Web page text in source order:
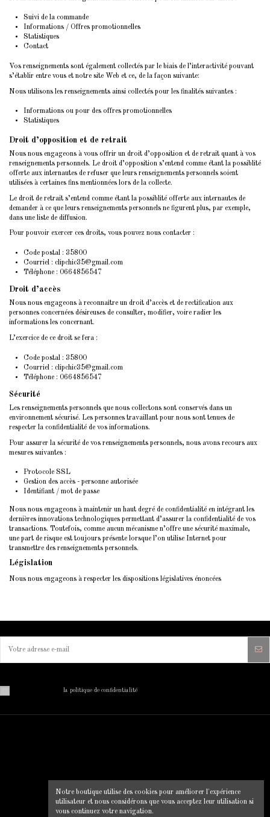
Suivi de la commande
Informations / Offres promotionnelles
Statistiques
Contact
Vos renseignements sont également collectés par le biais de l’interactivité pouvant
s’établir entre vous et notre site Web et ce, de la façon suivante:
Nous utilisons les renseignements ainsi collectés pour les finalités suivantes :
Informations ou pour des offres promotionnelles
Statistiques
Droit d’opposition et de retrait
Nous nous engageons à vous offrir un droit d’opposition et de retrait quant à vos
renseignements personnels. Le droit d’opposition s’entend comme étant la possiblité
offerte aux internautes de refuser que leurs renseignements personnels soient
utilisées à certaines fins mentionnées lors de la collecte.
Le droit de retrait s’entend comme étant la possiblité offerte aux internautes de
demander à ce que leurs renseignements personnels ne figurent plus, par exemple,
dans une liste de diffusion.
Pour pouvoir exercer ces droits, vous pouvez nous contacter :
Code postal : 35800
Courriel : clipchic35@gmail.com
Téléphone : 0664856547
Droit d’accès
Nous nous engageons à reconnaître un droit d’accès et de rectification aux
personnes concernées désireuses de consulter, modifier, voire radier les
informations les concernant.
L’exercice de ce droit se fera :
Code postal : 35800
Courriel : clipchic35@gmail.com
Téléphone : 0664856547
Sécurité
Les renseignements personnels que nous collectons sont conservés dans un
environnement sécurisé. Les personnes travaillant pour nous sont tenues de
respecter la confidentialité de vos informations.
Pour assurer la sécurité de vos renseignements personnels, nous avons recours aux
mesures suivantes :
Protocole SSL
Gestion des accès - personne autorisée
Identifiant / mot de passe
Nous nous engageons à maintenir un haut degré de confidentialité en intégrant les
dernières innovations technologiques permettant d’assurer la confidentialité de vos
transactions. Toutefois, comme aucun mécanisme n’offre une sécurité maximale,
une part de risque est toujours présente lorsque l’on utilise Internet pour
transmettre des renseignements personnels.
Législation
Nous nous engageons à respecter les dispositions législatives énoncées
la politique de confidentialité
Mentions légales
Clip Chic
12 rue du pont, 22130 Plancoet
Notre boutique utilise des cookies pour améliorer l'expérience
utilisateur et nous considérons que vous acceptez leur utilisation si
vous continuez votre navigation.